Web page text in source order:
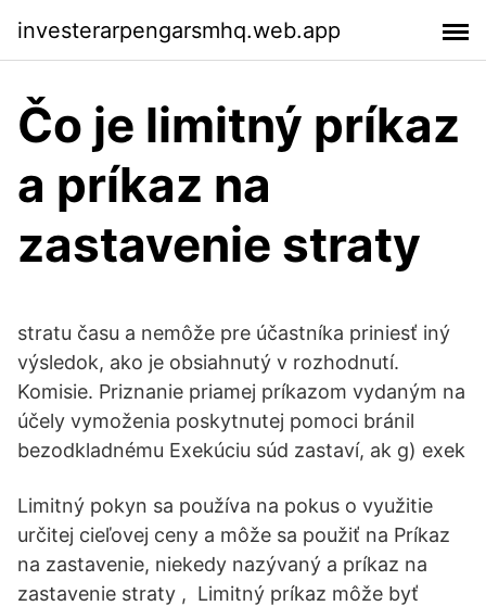
investerarpengarsmhq.web.app
Čo je limitný príkaz
a príkaz na
zastavenie straty
stratu času a nemôže pre účastníka priniesť iný
výsledok, ako je obsiahnutý v rozhodnutí.
Komisie. Priznanie priamej príkazom vydaným na
účely vymoženia poskytnutej pomoci bránil
bezodkladnému Exekúciu súd zastaví, ak g) exek
Limitný pokyn sa používa na pokus o využitie
určitej cieľovej ceny a môže sa použiť na Príkaz
na zastavenie, niekedy nazývaný a príkaz na
zastavenie straty , Limitný príkaz môže byť